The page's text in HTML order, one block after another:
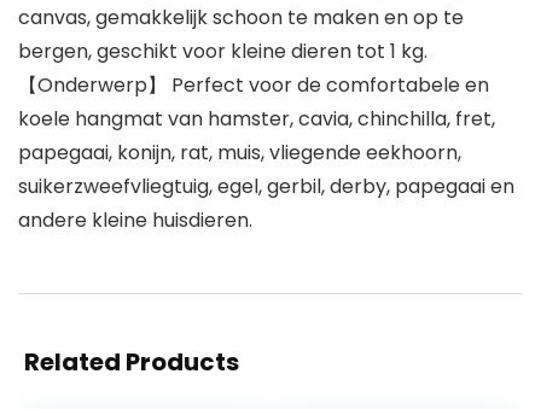
canvas, gemakkelijk schoon te maken en op te
bergen, geschikt voor kleine dieren tot 1 kg.
【Onderwerp】 Perfect voor de comfortabele en
koele hangmat van hamster, cavia, chinchilla, fret,
papegaai, konijn, rat, muis, vliegende eekhoorn,
suikerzweefvliegtuig, egel, gerbil, derby, papegaai en
andere kleine huisdieren.
Related Products